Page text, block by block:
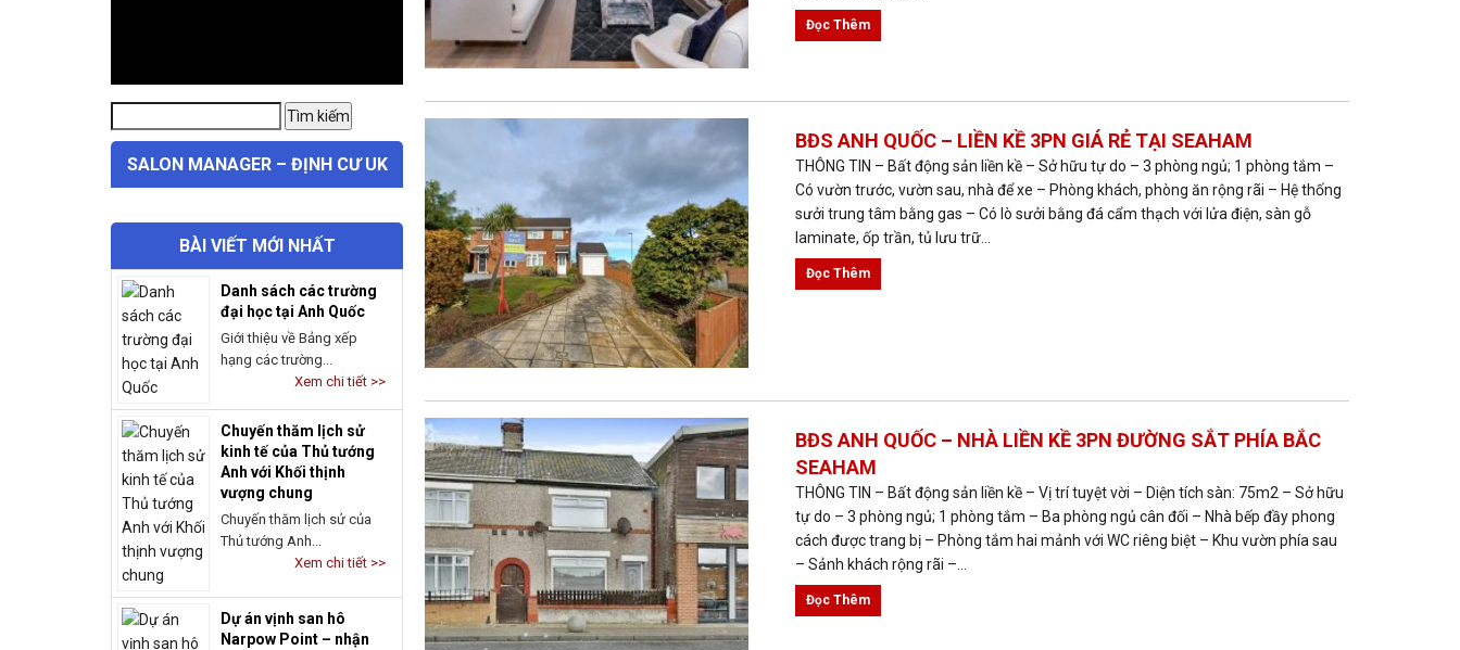
Đọc Thêm
BĐS ANH QUỐC – LIỀN KỀ 3PN GIÁ RẺ TẠI SEAHAM
THÔNG TIN – Bất động sản liền kề – Sở hữu tự do – 3 phòng ngủ; 1 phòng tắm –
Có vườn trước, vườn sau, nhà để xe – Phòng khách, phòng ăn rộng rãi – Hệ thống
sưởi trung tâm bằng gas – Có lò sưởi bằng đá cẩm thạch với lửa điện, sàn gỗ
laminate, ốp trần, tủ lưu trữ...
Đọc Thêm
BĐS ANH QUỐC – NHÀ LIỀN KỀ 3PN ĐƯỜNG SẮT PHÍA BẮC
SEAHAM
THÔNG TIN – Bất động sản liền kề – Vị trí tuyệt vời – Diện tích sàn: 75m2 – Sở hữu
tự do – 3 phòng ngủ; 1 phòng tắm – Ba phòng ngủ cân đối – Nhà bếp đầy phong
cách được trang bị – Phòng tắm hai mảnh với WC riêng biệt – Khu vườn phía sau
– Sảnh khách rộng rãi –...
Đọc Thêm
kiếm:
Tìm kiếm
SALON MANAGER – ĐỊNH CƯ UK
BÀI VIẾT MỚI NHẤT
Danh sách các trường
đại học tại Anh Quốc
Giới thiệu về Bảng xếp
hạng các trường...
Xem chi tiết >>
Chuyến thăm lịch sử
kinh tế của Thủ tướng
Anh với Khối thịnh
vượng chung
Chuyến thăm lịch sử của
Thủ tướng Anh...
Xem chi tiết >>
Dự án vịnh san hô
Narpow Point – nhận